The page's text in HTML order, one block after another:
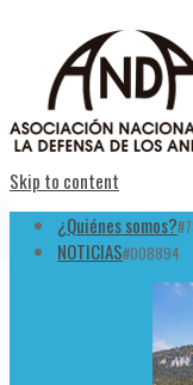
Skip to content
¿Quiénes somos?
NOTICIAS#008894